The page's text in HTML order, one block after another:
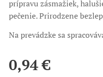
prípravu zásmažiek,
pečenie. Prirodzene
Na prevádzke sa
0,94€